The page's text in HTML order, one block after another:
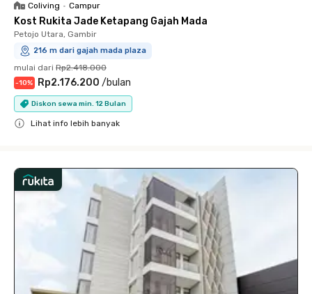
Coliving • Campur
Kost Rukita Jade Ketapang Gajah Mada
Petojo Utara, Gambir
216 m dari gajah mada plaza
mulai dari Rp2.418.000
-10% Rp2.176.200 /bulan
Diskon sewa min. 12 Bulan
Lihat info lebih banyak